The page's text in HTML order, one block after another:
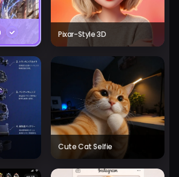
Pixar-Style 3D
Cute Cat Selfie